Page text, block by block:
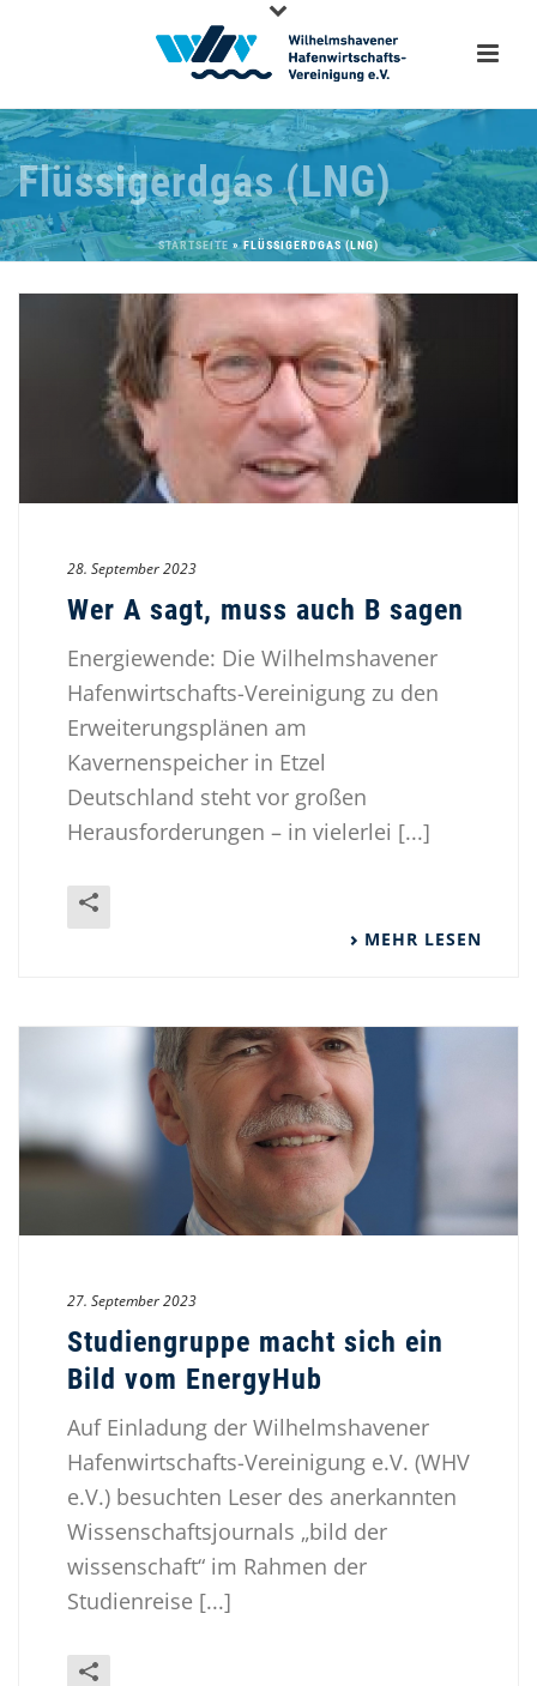
Flüssigerdgas (LNG)
STARTSEITE »FLÜSSIGERDGAS (LNG)
28. September 2023
Wer A sagt, muss auch B sagen
Energiewende: Die Wilhelmshavener
Hafenwirtschafts-Vereinigung zu den
Erweiterungsplänen am
Kavernenspeicher in Etzel
Deutschland steht vor großen
Herausforderungen – in vielerlei [...]
MEHR LESEN
27. September 2023
Studiengruppe macht sich ein
Bild vom EnergyHub
Auf Einladung der Wilhelmshavener
Hafenwirtschafts-Vereinigung e.V. (WHV
e.V.) besuchten Leser des anerkannten
Wissenschaftsjournals „bild der
wissenschaft“ im Rahmen der
Studienreise [...]